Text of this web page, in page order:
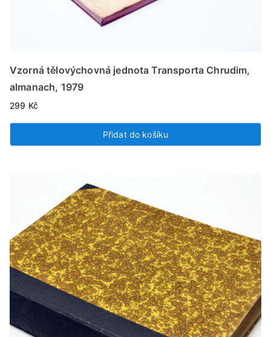
Vzorná tělovýchovná jednota Transporta Chrudim,
almanach, 1979
299 Kč
Přidat do košíku